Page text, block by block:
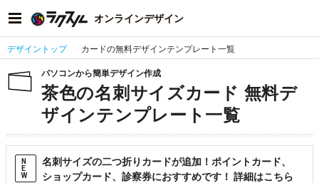
オンラインデザイン
デザイントップ カードの無料デザインテンプレート一覧
パソコンから簡単デザイン作成
茶色の名刺サイズカード 無料デ
ザインテンプレート一覧
N
E
W
名刺サイズの二つ折りカードが追加！ポイントカード、
ショップカード、診察券におすすめです！ 詳細はこちら